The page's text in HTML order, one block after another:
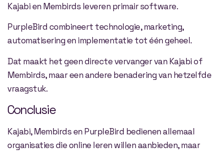
Kajabi en Membirds leveren primair software.
PurpleBird combineert technologie, marketing,
automatisering en implementatie tot één geheel.
Dat maakt het geen directe vervanger van Kajabi of
Membirds, maar een andere benadering van hetzelfde
vraagstuk.
Conclusie
Kajabi, Membirds en PurpleBird bedienen allemaal
organisaties die online leren willen aanbieden, maar